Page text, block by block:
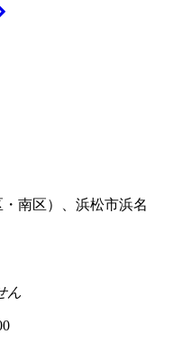
南区）、浜松市浜名
ん